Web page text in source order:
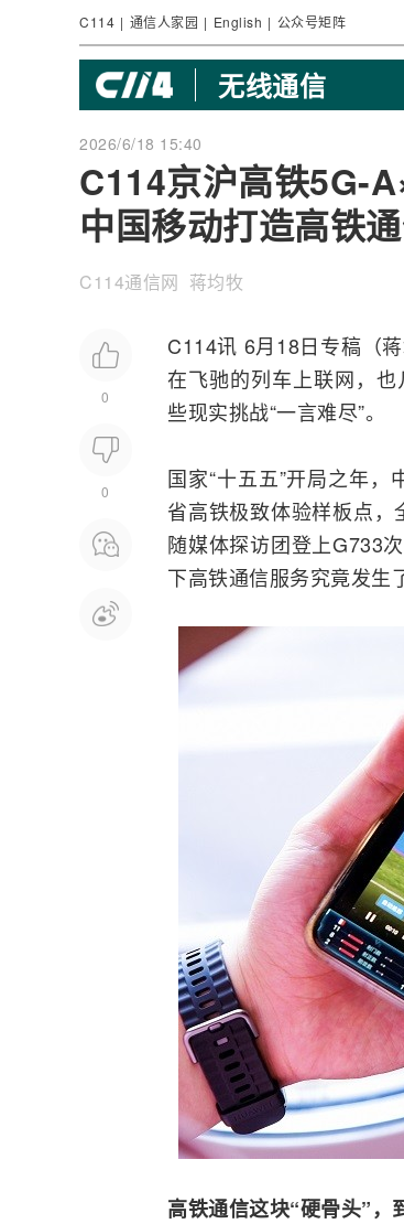
C114 | 通信人家园 | English | 公众号矩阵
无线通信
2026/6/18 15:40
C114京沪高铁5G-
中国移动打造高铁
C114通信网 蒋均牧
0
0
C114讯 6月18日专稿（
在飞驰的列车上联网，
些现实挑战“一言难尽”。
国家“十五五”开局之年，
省高铁极致体验样板点，
随媒体探访团登上G733
下高铁通信服务究竟发生
高铁通信这块“硬骨头”，